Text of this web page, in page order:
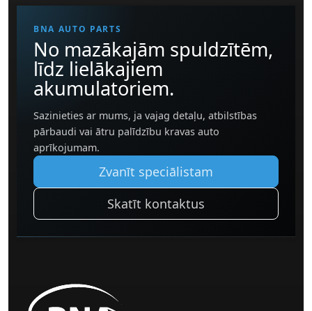
BNA AUTO PARTS
No mazākajām spuldzītēm,
līdz lielākajiem
akumulatoriem.
Sazinieties ar mums, ja vajag detaļu, atbilstības
pārbaudi vai ātru palīdzību kravas auto
aprīkojumam.
Zvanīt speciālistam
Skatīt kontaktus